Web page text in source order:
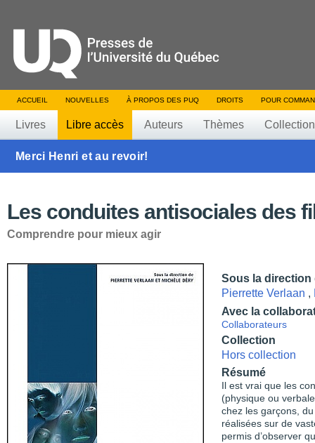
ACCUEIL NOUVELLES À PROPOS DES PUQ DROITS POUR
Livres Libre accès Auteurs Thèmes
Merci Henri et au revoir!
Les conduites antisociales des
Comprendre pour mieux agir
Sous la direction
Pierrette Verlaan ,
Avec la
Collaborateurs
Collection
Hors collection
Résumé
Il est vrai que les
(physique ou
chez les garçons,
réalisées sur de
permis d’observer